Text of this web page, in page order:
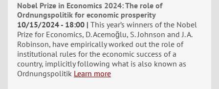
Nobel Prize in Economics 2024: The role of
Ordnungspolitik for economic prosperity
10/15/2024 - 18:00 This year’s winners of the Nobel
Prize for Economics, D. Acemoğlu, S. Johnson and J. A.
Robinson, have empirically worked out the role of
institutional rules for the economic success of a
country, implicitly following what is also known as
Ordnungspolitik Learn more